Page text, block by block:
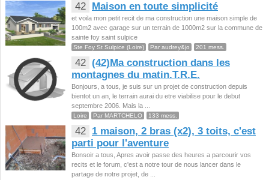
42 Maison en toute simplicité
et voila mon petit recit de ma construction une maison simple de
100m2 avec garage sur un terrain de 1000m2 sur la commune de
sainte foy saint sulpice
Ste Foy St Sulpice (Loire) Par audrey&jo 201 mess.
42 (42)Ma construction dans les
montagnes du matin.T.R.E.
Bonjours, a tous, je suis sur un projet de construction depuis
bientot un an, le terrain aurai du etre viabilise pour le debut
septembre 2006. Mais la ...
Loire Par MARTCHELO 133 mess.
42 1 maison, 2 bras (x2), 3 toits, c'est
parti pour l'aventure
Bonsoir a tous, Apres avoir passe des heures a parcourir vos
recits et le forum, c'est a notre tour de nous lancer dans le
partage de notre projet, de ...